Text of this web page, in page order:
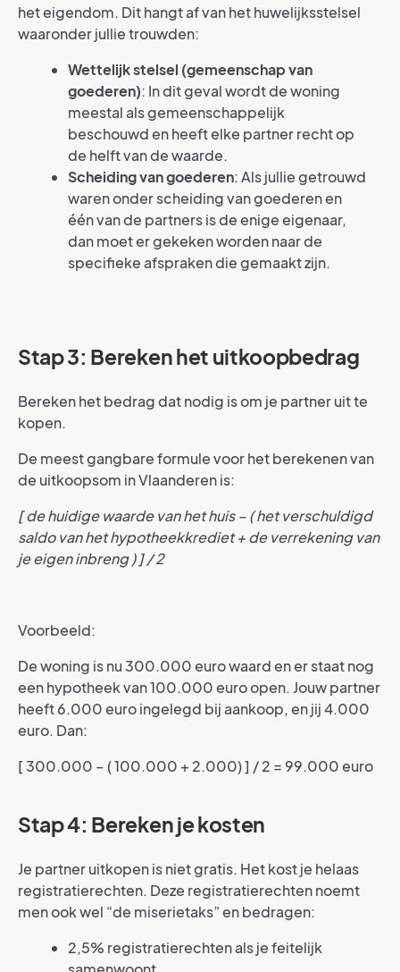
het eigendom. Dit hangt af van het huwelijksstelsel
waaronder jullie trouwden:
Wettelijk stelsel (gemeenschap van
goederen): In dit geval wordt de woning
meestal als gemeenschappelijk
beschouwd en heeft elke partner recht op
de helft van de waarde.
Scheiding van goederen: Als jullie getrouwd
waren onder scheiding van goederen en
één van de partners is de enige eigenaar,
dan moet er gekeken worden naar de
specifieke afspraken die gemaakt zijn.
Stap 3: Bereken het uitkoopbedrag
Bereken het bedrag dat nodig is om je partner uit te
kopen.
De meest gangbare formule voor het berekenen van
de uitkoopsom in Vlaanderen is:
[ de huidige waarde van het huis – ( het verschuldigd
saldo van het hypotheekkrediet + de verrekening van
je eigen inbreng ) ] / 2
Voorbeeld:
De woning is nu 300.000 euro waard en er staat nog
een hypotheek van 100.000 euro open. Jouw partner
heeft 6.000 euro ingelegd bij aankoop, en jij 4.000
euro. Dan:
[ 300.000 – ( 100.000 + 2.000) ] / 2 = 99.000 euro
Stap 4: Bereken je kosten
Je partner uitkopen is niet gratis. Het kost je helaas
registratierechten. Deze registratierechten noemt
men ook wel “de miserietaks” en bedragen:
2,5% registratierechten als je feitelijk